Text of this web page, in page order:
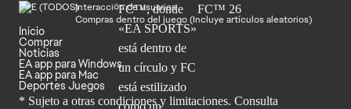
Interacción de usuarios
Compras dentro del juego (Incluye artículos aleatorios)
Inicio
Comprar
Noticias
EA app para Windows
EA app para Mac
Deportes Juegos
* Sujeto a otras condiciones y limitaciones. Consulta